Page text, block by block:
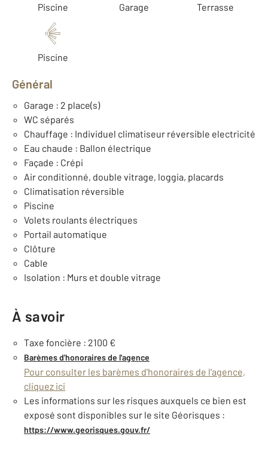
Piscine Garage Terrasse
Piscine
Général
Garage : 2 place(s)
WC séparés
Chauffage : Individuel climatiseur réversible electricité
Eau chaude : Ballon électrique
Façade : Crépi
Air conditionné, double vitrage, loggia, placards
Climatisation réversible
Piscine
Volets roulants électriques
Portail automatique
Clôture
Cable
Isolation : Murs et double vitrage
À savoir
Taxe foncière : 2100 €
Barèmes d'honoraires de l'agence
Pour consulter les barèmes d'honoraires de l'agence,
cliquez ici
Les informations sur les risques auxquels ce bien est
exposé sont disponibles sur le site Géorisques :
https://www.georisques.gouv.fr/